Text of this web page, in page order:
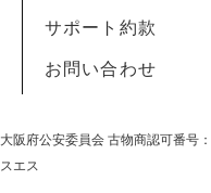
サポート約款
お問い合わせ
大阪府公安委員会 古物商認可番号
スエス